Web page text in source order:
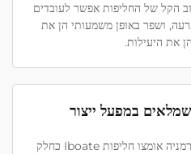
הקל של החליפות אפשר לעובדים
ושפר באופן משמעותי הן את
את היעילות.
במפעל ייצור
במפעל ייצור בעל מתח גבוה בגרמניה אומצו חליפות Iboate כחלק